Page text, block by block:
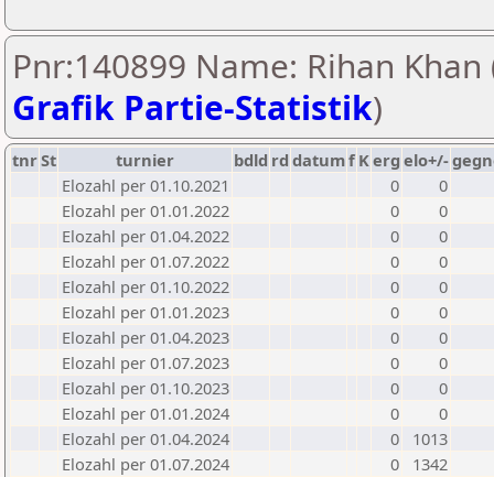
Pnr:140899 Name: Rihan Khan
Grafik Partie-Statistik)
tnrSt turnier bdld rd datumf Kerg elo+/-
Elozahl per 01.10.2021
0
0
Elozahl per 01.01.2022
0
0
Elozahl per 01.04.2022
0
0
Elozahl per 01.07.2022
0
0
Elozahl per 01.10.2022
0
0
Elozahl per 01.01.2023
0
0
Elozahl per 01.04.2023
0
0
Elozahl per 01.07.2023
0
0
Elozahl per 01.10.2023
0
0
Elozahl per 01.01.2024
0
0
Elozahl per 01.04.2024
0
1013
Elozahl per 01.07.2024
0
1342